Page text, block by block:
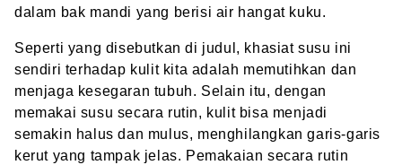
dalam bak mandi yang berisi air hangat kuku.
Seperti yang disebutkan di judul, khasiat susu ini
sendiri terhadap kulit kita adalah memutihkan dan
menjaga kesegaran tubuh. Selain itu, dengan
memakai susu secara rutin, kulit bisa menjadi
semakin halus dan mulus, menghilangkan garis-garis
kerut yang tampak jelas. Pemakaian secara rutin